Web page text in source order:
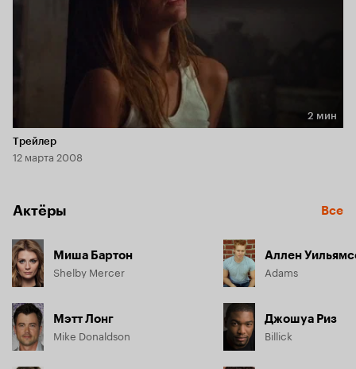
Длительность 2 мин
2 мин
Трейлер
12 марта 2008
Актёры Все
Миша Бартон
Shelby Mercer
Мэтт Лонг
Mike Donaldson
Аллен
Adams
Джошуа Риз
Billick